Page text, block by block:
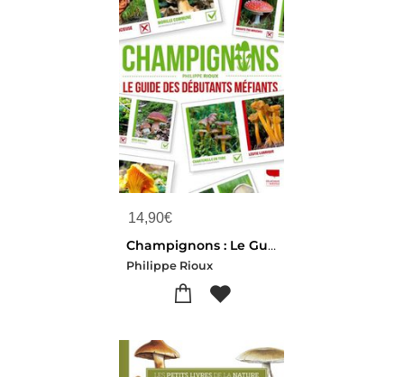
14,90€
Champignons : Le Guide Des Debutants Mefiants
Philippe Rioux